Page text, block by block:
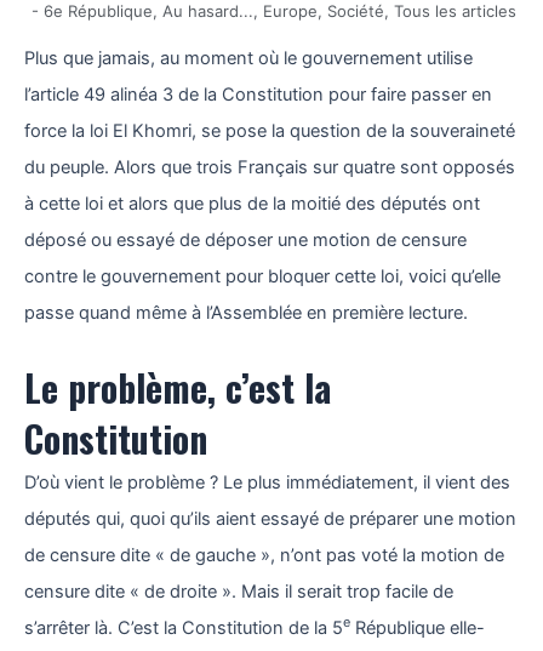
- 6e République, Au hasard..., Europe, Société, Tous les articles
Plus que jamais, au moment où le gouvernement utilise
l’article 49 alinéa 3 de la Constitution pour faire passer en
force la loi El Khomri, se pose la question de la souveraineté
du peuple. Alors que trois Français sur quatre sont opposés
à cette loi et alors que plus de la moitié des députés ont
déposé ou essayé de déposer une motion de censure
contre le gouvernement pour bloquer cette loi, voici qu’elle
passe quand même à l’Assemblée en première lecture.
Le problème, c’est la
Constitution
D’où vient le problème ? Le plus immédiatement, il vient des
députés qui, quoi qu’ils aient essayé de préparer une motion
de censure dite « de gauche », n’ont pas voté la motion de
censure dite « de droite ». Mais il serait trop facile de
s’arrêter là. C’est la Constitution de la 5e République elle-